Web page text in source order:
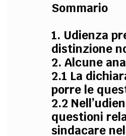
Sommario
1. Udienza
distinzione
2. Alcune
2.1 La
porre le
2.2
questioni
sindacare